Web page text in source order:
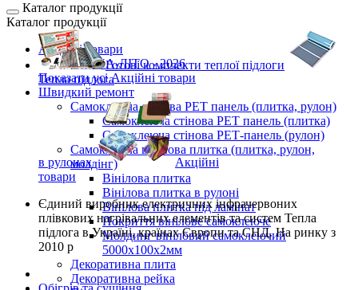
Каталог продукції
Каталог продукції
Акційні товари
ВЕСНА-ЛІТО - 2026
Показати усі Акційні товари
Швидкий ремонт
Самоклеюча стінова PET панель (плитка, рулон)
Самоклеюча стінова PET панель (плитка)
Самоклеюча стінова РЕТ-панель (рулон)
Самоклеюча вінілова плитка (плитка, рулон,
молдінг)
Вінілова плитка
Вінілова плитка в рулоні
Вінілова плитка під ламінат
Покриття вінілове самоклеюче
Молдинг вініловий самоклеючий
5000х100х2мм
Декоративна плита
Декоративна рейка
Готові комплекти теплої підлоги
Тепла підлога
в рулонах
Акційні
товари
Єдиний виробникелектричних інфрачервоних
плівкових нагрівальних елементів та систем Тепла
підлога в Україні, країнах Європи та СНД.На ринку з
2010 р